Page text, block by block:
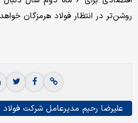
روشن‌تر در انتظار فولاد هرمزگان
علیرضا رحیم مدیرعامل شرکت فولاد